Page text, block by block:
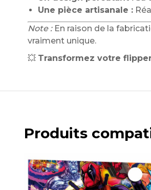
Une pièce artisanale :
Note :En raison de la
vraiment unique.
💥 Transformez votre
Produits